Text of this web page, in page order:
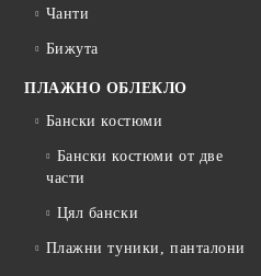
Чанти
Бижута
ПЛАЖНО ОБЛЕКЛО
Бански костюми
Бански костюми от две
части
Цял бански
Плажни туники, панталони